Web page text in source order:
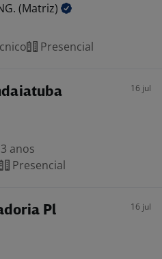
(Matriz)
Presencial
16 jul
anos
Presencial
Pl 16 jul